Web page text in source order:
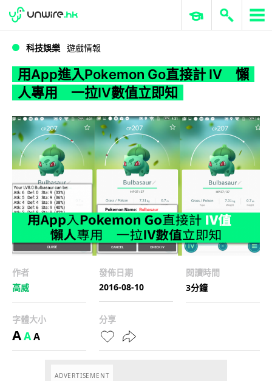
WWDC 2026 ERP 與商業 AI
科技娛樂 遊戲情報
用App進入Pokemon Go直接計 IV 懶
人專用 一拉IV數值立即知
作者
高威
發佈日期
2016-08-10
閱讀時間
3分鐘
字體大小
AAA
分享
ADVERTISEMENT